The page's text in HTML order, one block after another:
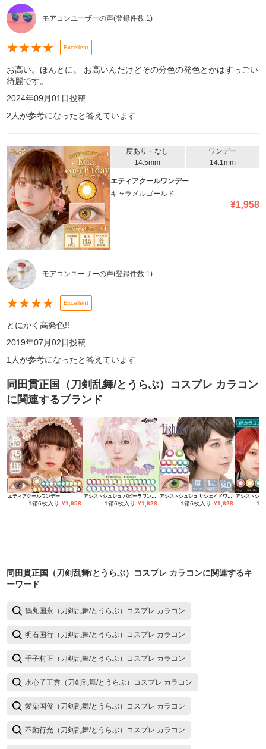
モアコンユーザーの声(登録件数:1)
★★★★ Excellent
お高い。ほんとに。 お高いんだけどその分色の発色とかはすっごい
綺麗です。
2024年09月01日投稿
2 人が参考になったと答えています
度あり・なし
ワンデー
14.5mm
14.1mm
エティアクールワンデー
キャラメルゴールド
¥1,958
モアコンユーザーの声(登録件数:1)
★★★★ Excellent
とにかく高発色!!
2019年07月02日投稿
1 人が参考になったと答えています
同田貫正国（刀剣乱舞/とうらぶ）コスプレ カラコン
に関連するブランド
エティアクールワンデー
1箱6枚入り ¥1,958
アシストシュシュ パピーラワンデー
1箱6枚入り ¥1,628
アシストシュシュ リシェイドワンデー
1箱6枚入り ¥1,628 1
同田貫正国（刀剣乱舞/とうらぶ）コスプレ カラコンに関連するキ
ーワード
鶴丸国永（刀剣乱舞/とうらぶ）コスプレ カラコン
明石国行（刀剣乱舞/とうらぶ）コスプレ カラコン
千子村正（刀剣乱舞/とうらぶ）コスプレ カラコン
水心子正秀（刀剣乱舞/とうらぶ）コスプレ カラコン
愛染国俊（刀剣乱舞/とうらぶ）コスプレ カラコン
不動行光（刀剣乱舞/とうらぶ）コスプレ カラコン